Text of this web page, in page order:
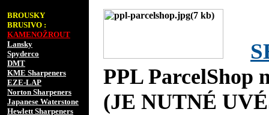
BROUSKY
BRUSIVO :
KAMENOŽROUT
Lansky
Spyderco
DMT
KME Sharpeners
EZE-LAP
Norton Sharpeners
Japanese Waterstone
Hewlett Sharpeners
PPL ParcelShop
(JE NUTNÉ